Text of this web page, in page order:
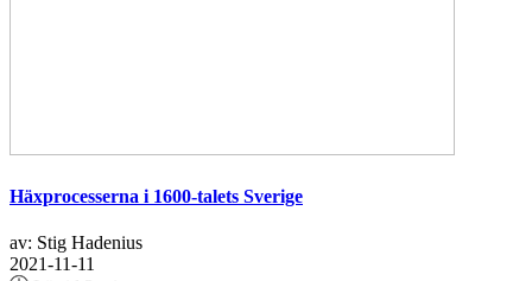
Häxprocesserna i 1600-talets Sverige
av: Stig Hadenius
2021-11-11